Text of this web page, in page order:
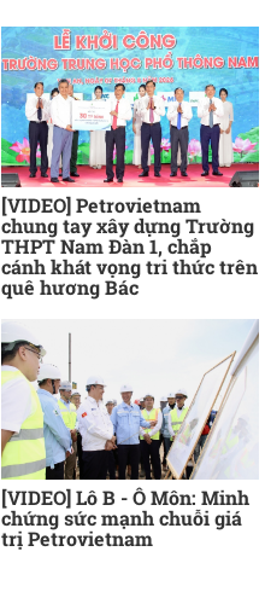
[VIDEO] Petrovietnam
chung tay xây dựng Trường
THPT Nam Đàn 1, chắp
cánh khát vọng tri thức trên
quê hương Bác
[VIDEO] Lô B - Ô Môn: Minh
chứng sức mạnh chuỗi giá
trị Petrovietnam